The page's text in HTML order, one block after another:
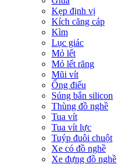
Kẹp định vị
Kích căng cáp
Kìm
Lục giác
Mỏ lết
Mỏ lết răng
Mũi vít
Ống điếu
Súng bắn silicon
Thùng đồ nghề
Tua vít
Tua vít lực
Tuýp đuôi chuột
Xe có đồ nghề
Xe đựng đồ nghề